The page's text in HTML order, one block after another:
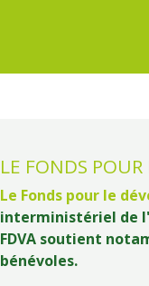
Titre
LE FONDS
Le Fonds pour le
interministériel de
FDVA soutient
bénévoles.